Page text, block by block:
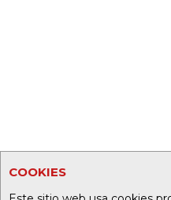
COOKIES